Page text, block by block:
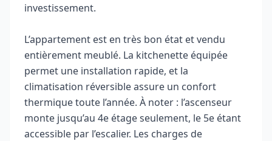
investissement.
L’appartement est en très bon état et vendu
entièrement meublé. La kitchenette équipée
permet une installation rapide, et la
climatisation réversible assure un confort
thermique toute l’année. À noter : l’ascenseur
monte jusqu’au 4e étage seulement, le 5e étant
accessible par l’escalier. Les charges de